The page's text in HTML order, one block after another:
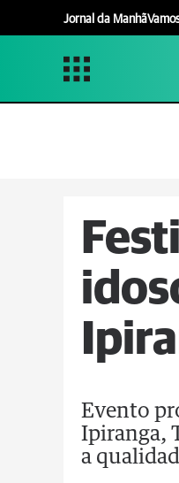
Jornal da Manhã
Evento
Ipiranga,
a